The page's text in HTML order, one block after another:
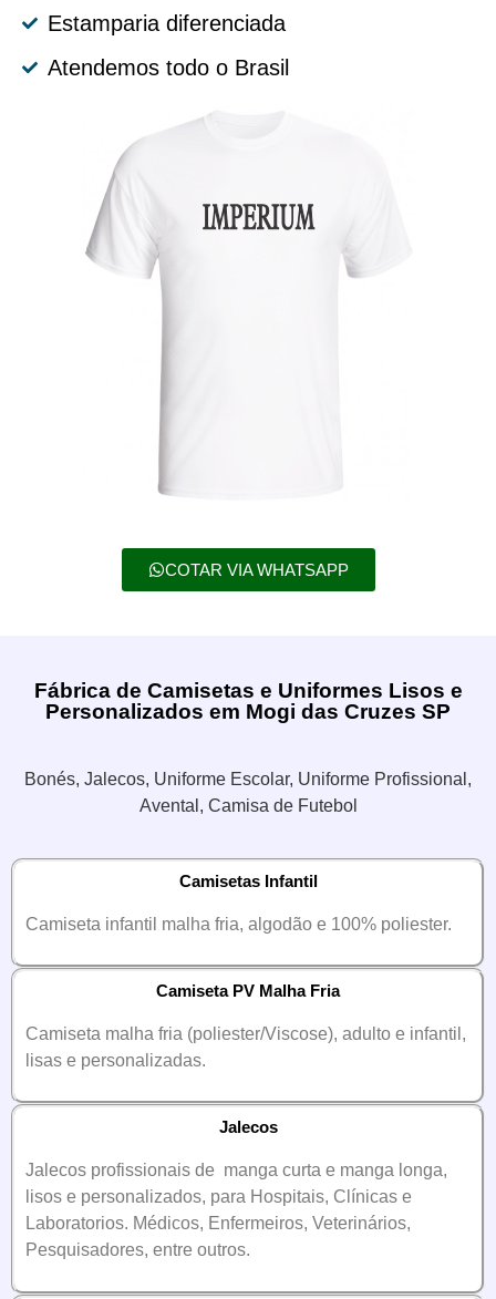
Estamparia diferenciada
Atendemos todo o Brasil
COTAR VIA WHATSAPP
Fábrica de Camisetas e Uniformes Lisos e
Personalizados em Mogi das Cruzes SP
Bonés, Jalecos, Uniforme Escolar, Uniforme Profissional,
Avental, Camisa de Futebol
Camisetas Infantil
Camiseta infantil malha fria, algodão e 100% poliester.
Camiseta PV Malha Fria
Camiseta malha fria (poliester/Viscose), adulto e infantil,
lisas e personalizadas.
Jalecos
Jalecos profissionais de manga curta e manga longa,
lisos e personalizados, para Hospitais, Clínicas e
Laboratorios. Médicos, Enfermeiros, Veterinários,
Pesquisadores, entre outros.